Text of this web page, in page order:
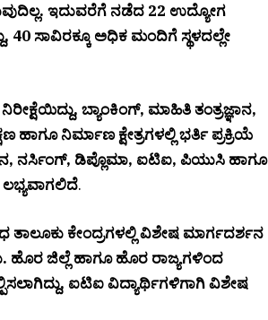
ಇದುವರೆಗೆ ನಡೆದ 22 ಉದ್ಯೋಗ
40 ಸಾವಿರಕ್ಕೂ ಅಧಿಕ ಮಂದಿಗೆ ಸ್ಥಳದಲ್ಲೇ
ಬ್ಯಾಂಕಿಂಗ್, ಮಾಹಿತಿ ತಂತ್ರಜ್ಞಾನ,
ನಿರ್ಮಾಣ ಕ್ಷೇತ್ರಗಳಲ್ಲಿ ಭರ್ತಿ ಪ್ರಕ್ರಿಯೆ
ನರ್ಸಿಂಗ್, ಡಿಪ್ಲೊಮಾ, ಐಟಿಐ, ಪಿಯುಸಿ ಹಾಗೂ
.
ಕೇಂದ್ರಗಳಲ್ಲಿ ವಿಶೇಷ ಮಾರ್ಗದರ್ಶನ
ಹೊರ ಜಿಲ್ಲೆ ಹಾಗೂ ಹೊರ ರಾಜ್ಯಗಳಿಂದ
ಐಟಿಐ ವಿದ್ಯಾರ್ಥಿಗಳಿಗಾಗಿ ವಿಶೇಷ